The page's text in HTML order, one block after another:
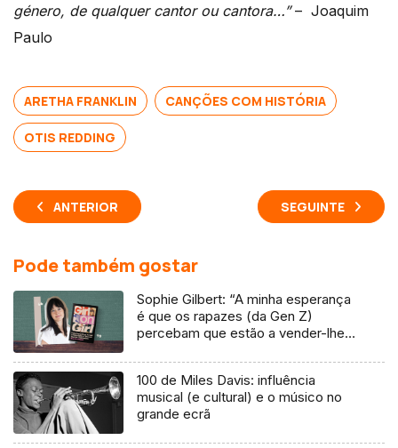
género, de qualquer cantor ou cantora…”– Joaquim
Paulo
ARETHA FRANKLIN CANÇÕES COM HISTÓRIA
OTIS REDDING
ANTERIOR SEGUINTE
Pode também gostar
Sophie Gilbert: “A minha esperança
é que os rapazes (da Gen Z)
percebam que estão a vender-lhes
100 de Miles Davis: influência
musical (e cultural) e o músico no
grande ecrã